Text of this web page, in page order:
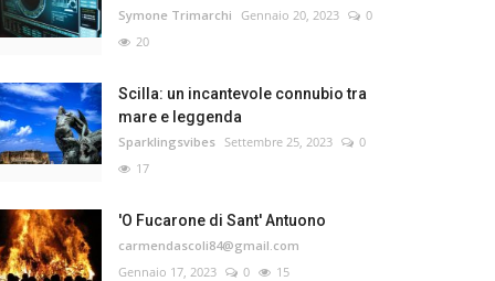
Symone Trimarchi Gennaio 20, 2023
0
20
Scilla: un incantevole connubio tra
mare e leggenda
Sparklingsvibes Settembre 25, 2023
0
17
'O Fucarone di Sant' Antuono
carmendascoli84@gmail.com
Gennaio 17, 2023
0 15